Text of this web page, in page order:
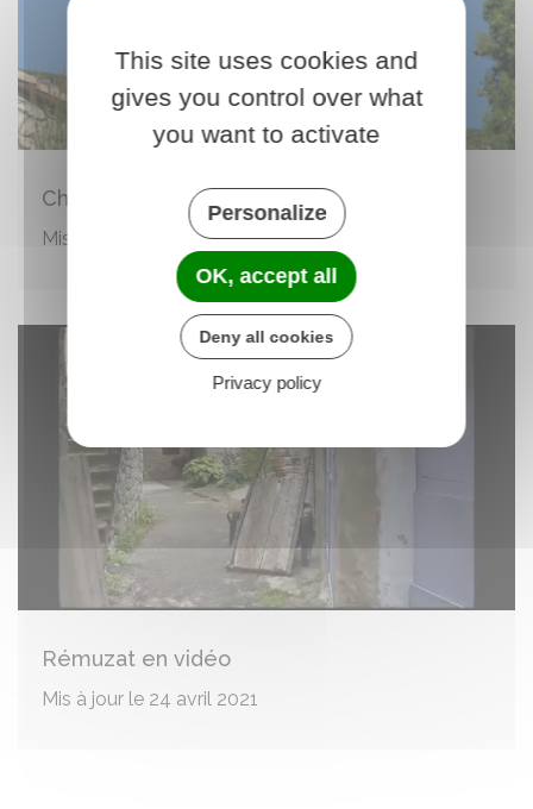
Chapelle Saint Michel
Mis à jour le 23 mai 2021
Rémuzat en vidéo
Mis à jour le 24 avril 2021
This site uses cookies and
gives you control over what
you want to activate
Personalize
OK, accept all
Deny all cookies
Privacy policy